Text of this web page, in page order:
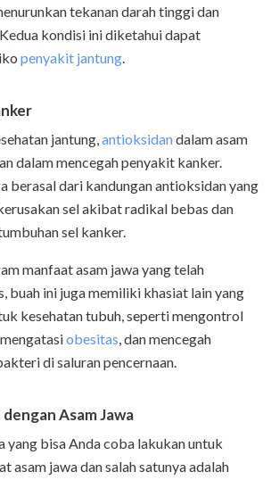
tekanan darah tinggi dan
kondisi ini diketahui dapat
penyakit jantung.
jantung,antioksidandalam asam
dalam mencegah penyakit kanker.
berasal dari kandungan antioksidan yang
sel akibat radikal bebas dan
sel kanker.
manfaat asam jawa yang telah
buah ini juga memiliki khasiat lain yang
kesehatan tubuh, seperti mengontrol
obesitas, dan mencegah
di saluran pencernaan.
Asam Jawa
yang bisa Anda coba lakukan untuk
asam jawa dan salah satunya adalah